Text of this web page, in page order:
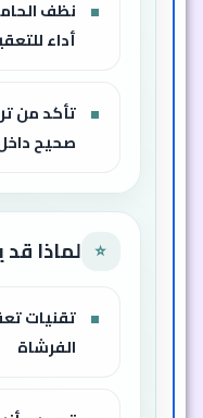
نظف
أداء
تأكد من
صحيح
⭐ لماذا
تقنيات
الفرشاة